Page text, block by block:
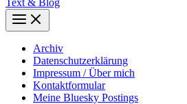
Text & Blog
Main
Menu
Archiv
Datenschutzerklärung
Impressum / Über mich
Kontaktformular
Meine Bluesky Postings